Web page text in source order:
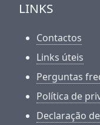
LINKS
Contactos
Links úteis
Perguntas
Política de
Declaração